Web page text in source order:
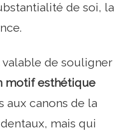
de soi, la
de souligner
motif esthétique
aux canons de la
mais qui